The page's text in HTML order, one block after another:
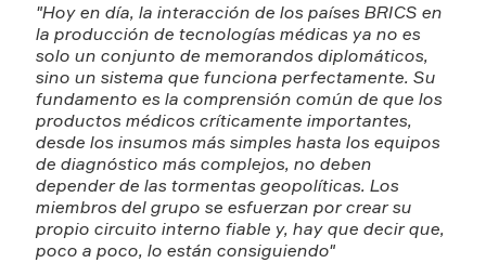
"Hoy en día, la interacción de los países BRICS en
la producción de tecnologías médicas ya no es
solo un conjunto de memorandos diplomáticos,
sino un sistema que funciona perfectamente. Su
fundamento es la comprensión común de que los
productos médicos críticamente importantes,
desde los insumos más simples hasta los equipos
de diagnóstico más complejos, no deben
depender de las tormentas geopolíticas. Los
miembros del grupo se esfuerzan por crear su
propio circuito interno fiable y, hay que decir que,
poco a poco, lo están consiguiendo"